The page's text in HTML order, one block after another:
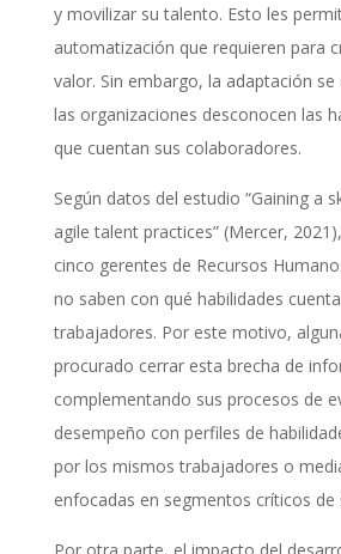
y movilizar su talento. Esto les
automatización que requieren para
valor. Sin embargo, la adaptación
las organizaciones desconocen las
que cuentan sus colaboradores.
Según datos del estudio “Gaining a
agile talent practices” (Mercer,
cinco gerentes de Recursos
no saben con qué habilidades
trabajadores. Por este motivo,
procurado cerrar esta brecha de
complementando sus procesos de
desempeño con perfiles de
por los mismos trabajadores o
enfocadas en segmentos críticos de